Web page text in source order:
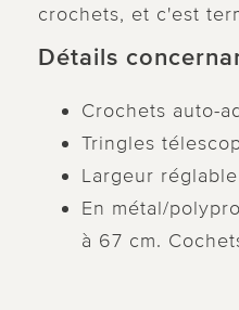
crochets, et c'est
Détails
Crochets auto-
Tringles
Largeur
En métal/
à 67 cm.